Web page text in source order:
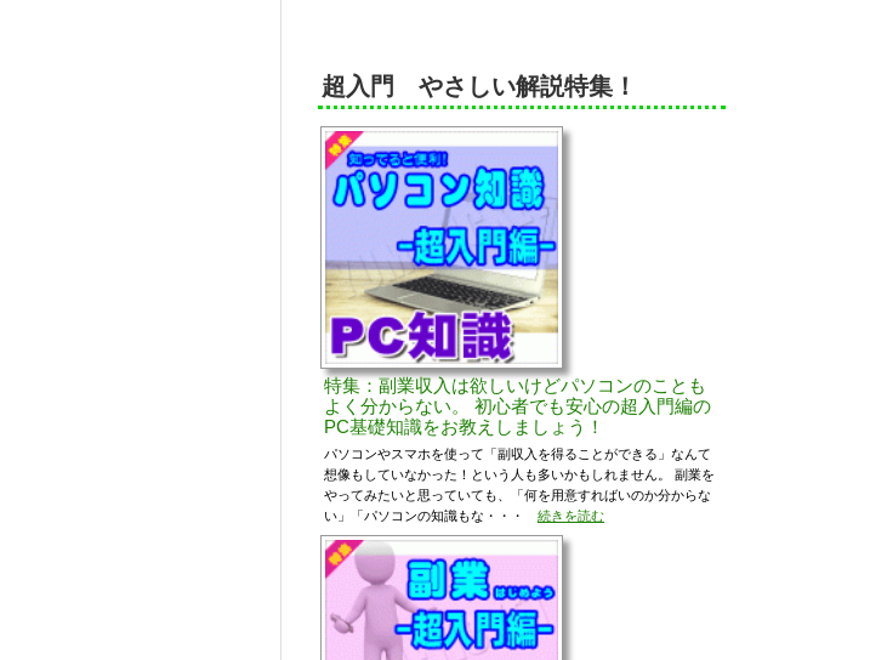
超入門 やさしい解説特集！
特集：副業収入は欲しいけどパソコンのことも
よく分からない。 初心者でも安心の超入門編の
PC基礎知識をお教えしましょう！
パソコンやスマホを使って「副収入を得ることができる」なんて
想像もしていなかった！という人も多いかもしれません。 副業を
やってみたいと思っていても、「何を用意すればいのか分からな
い」「パソコンの知識もな・・・ 続きを読む